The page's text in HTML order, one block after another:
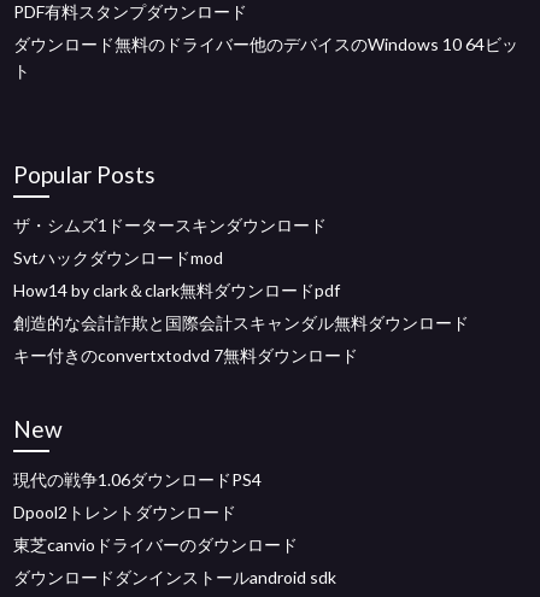
PDF有料スタンプダウンロード
ダウンロード無料のドライバー他のデバイスのWindows 10 64ビッ
ト
Popular Posts
ザ・シムズ1ドータースキンダウンロード
Svtハックダウンロードmod
How14 by clark＆clark無料ダウンロードpdf
創造的な会計詐欺と国際会計スキャンダル無料ダウンロード
キー付きのconvertxtodvd 7無料ダウンロード
New
現代の戦争1.06ダウンロードPS4
Dpool2トレントダウンロード
東芝canvioドライバーのダウンロード
ダウンロードダンインストールandroid sdk